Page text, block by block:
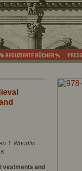
T. Woodfin
vestments and